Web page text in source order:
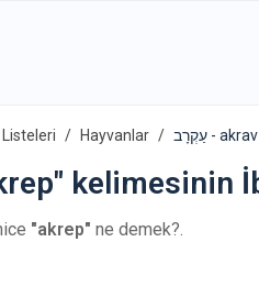
Hayvanlar עַקְרָב - akrav
kelimesinin
"akrep" ne demek?.